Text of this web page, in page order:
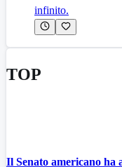
infinito.
TOP
Il Senato americano ha